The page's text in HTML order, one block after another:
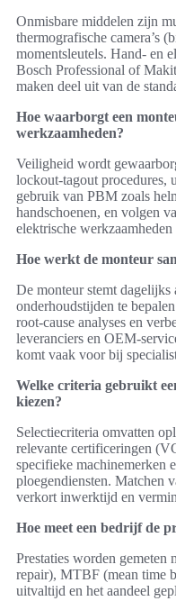
Onmisbare middelen zijn
thermografische camera’s
momentsleutels. Hand- en
Bosch Professional of
maken deel uit van de
Hoe waarborgt een
werkzaamheden?
Veiligheid wordt
lockout‑tagout procedures,
gebruik van PBM zoals
handschoenen, en volgen
elektrische
Hoe werkt de monteur
De monteur stemt
onderhoudstijden te
root‑cause analyses en
leveranciers en
komt vaak voor bij
Welke criteria gebruikt
kiezen?
Selectiecriteria omvatten
relevante certificeringen
specifieke machinemerken
ploegendiensten. Matchen
verkort inwerktijd en
Hoe meet een bedrijf de
Prestaties worden
repair), MTBF (mean time
uitvaltijd en het aandeel